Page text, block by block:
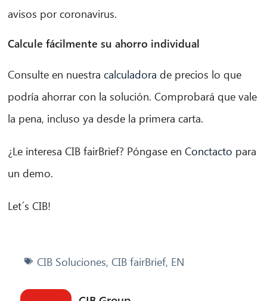
avisos por coronavirus.
Calcule fácilmente su ahorro individual
Consulte en nuestracalculadorade precios lo que
podría ahorrar con la solución. Comprobará que vale
la pena, incluso ya desde la primera carta.
¿Le interesa CIB fairBrief? Póngase enConctacto para
un demo.
Let´s CIB!
CIB Soluciones, CIB fairBrief, EN